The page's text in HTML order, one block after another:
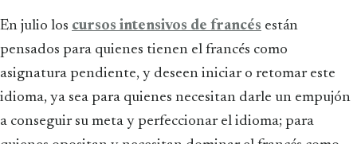
En julio los cursos intensivos de francés están
pensados para quienes tienen el francés como
asignatura pendiente, y deseen iniciar o retomar este
idioma, ya sea para quienes necesitan darle un empujón
a conseguir su meta y perfeccionar el idioma; para